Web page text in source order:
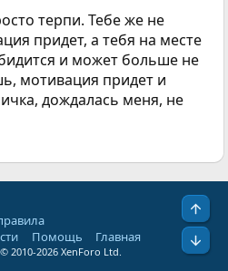
терпи. Тебе же не
придет, а тебя на месте
и может больше не
мотивация придет и
дождалась меня, не
Помощь Главная
© 2010-2026 XenForo Ltd.